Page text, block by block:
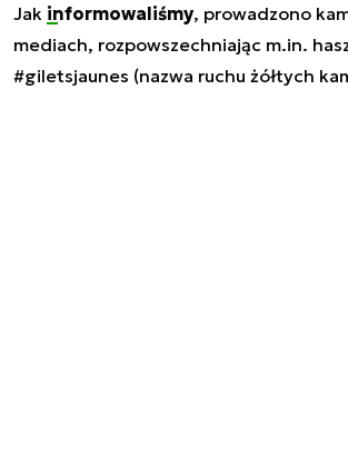
Jak informowaliśmy, prowadzono
mediach, rozpowszechniając m.in.
#giletsjaunes (nazwa ruchu żółtych